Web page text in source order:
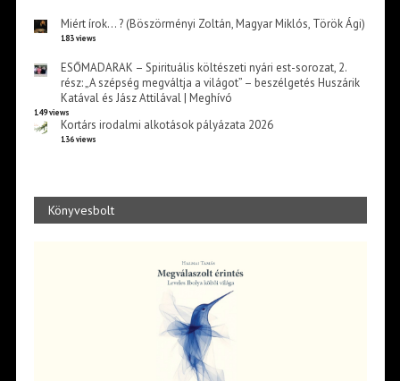
Miért írok… ? (Böszörményi Zoltán, Magyar Miklós, Török Ági)
183 views
ESŐMADARAK – Spirituális költészeti nyári est-sorozat, 2.
rész: „A szépség megváltja a világot” – beszélgetés Huszárik
Katával és Jász Attilával | Meghívó
149 views
Kortárs irodalmi alkotások pályázata 2026
136 views
Könyvesbolt